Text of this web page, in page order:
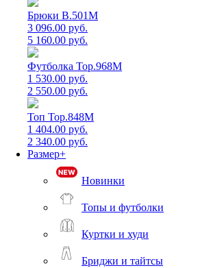
Брюки B.501M
3 096.00 руб.
5 160.00 руб.
Футболка Top.968M
1 530.00 руб.
2 550.00 руб.
Топ Top.848M
1 404.00 руб.
2 340.00 руб.
Размер+
Новинки
Топы и футболки
Куртки и худи
Бриджи и тайтсы